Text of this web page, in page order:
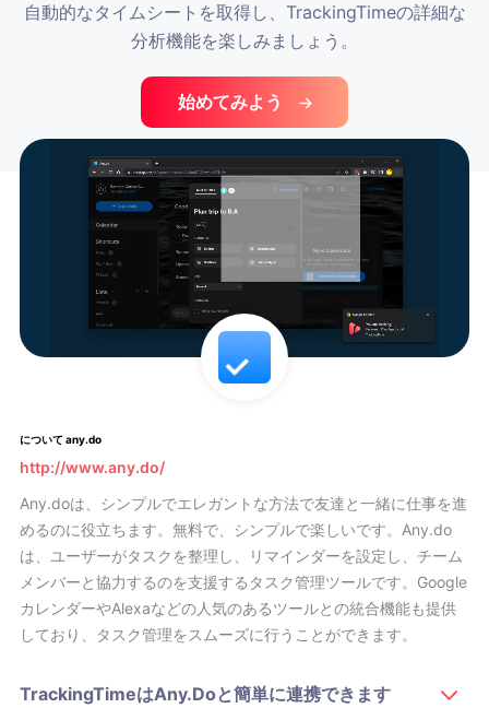
自動的なタイムシートを取得し、TrackingTimeの詳細な
分析機能を楽しみましょう。
始めてみよう
について any.do
http://www.any.do/
Any.doは、シンプルでエレガントな方法で友達と一緒に仕事を進
めるのに役立ちます。無料で、シンプルで楽しいです。Any.do
は、ユーザーがタスクを整理し、リマインダーを設定し、チーム
メンバーと協力するのを支援するタスク管理ツールです。Google
カレンダーやAlexaなどの人気のあるツールとの統合機能も提供
しており、タスク管理をスムーズに行うことができます。
TrackingTimeはAny.Doと簡単に連携できます